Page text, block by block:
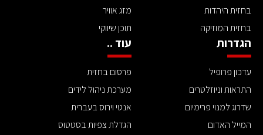
בחזית היהדות
בחזית המוזיקה
מזג אוויר
תוכן שיווקי
הגדרות
עדכון פרופיל
התראות וניוזלטרים
שדרוג למנוי פרימיום
המייל האדום
עוד ..
פרסום בחזית
מערכת ניהול לידים
אנטי וירוס בעברית
הגדלת צפיות בסטטוס